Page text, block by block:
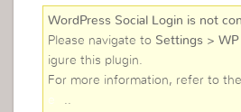
WordPress Social Login is not
Please navigate to Settings > WP
igure this plugin.
For more information, refer to the
e
..